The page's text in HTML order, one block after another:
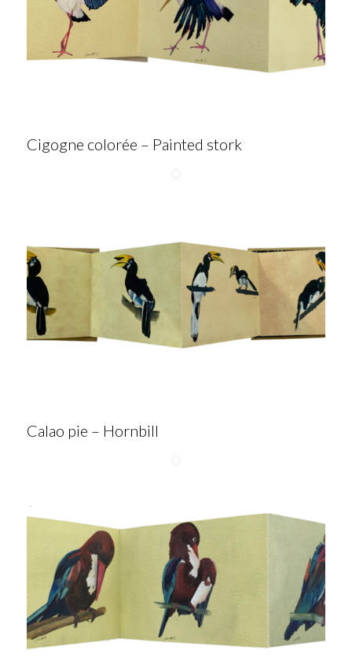
Cigogne colorée – Painted stork
Calao pie – Hornbill